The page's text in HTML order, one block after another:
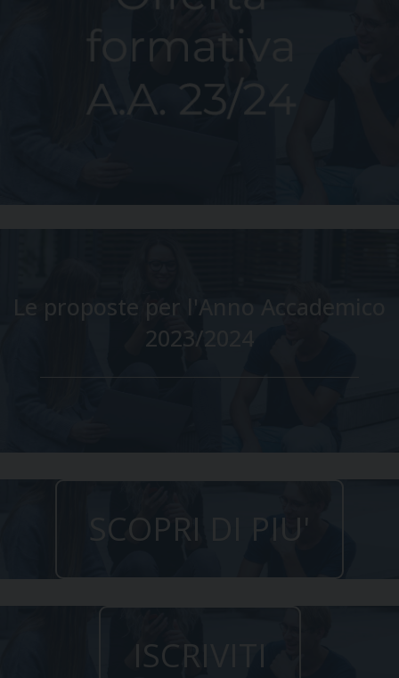
Le proposte per l'Anno Accademico
2023/2024
SCOPRI DI PIU'
ISCRIVITI